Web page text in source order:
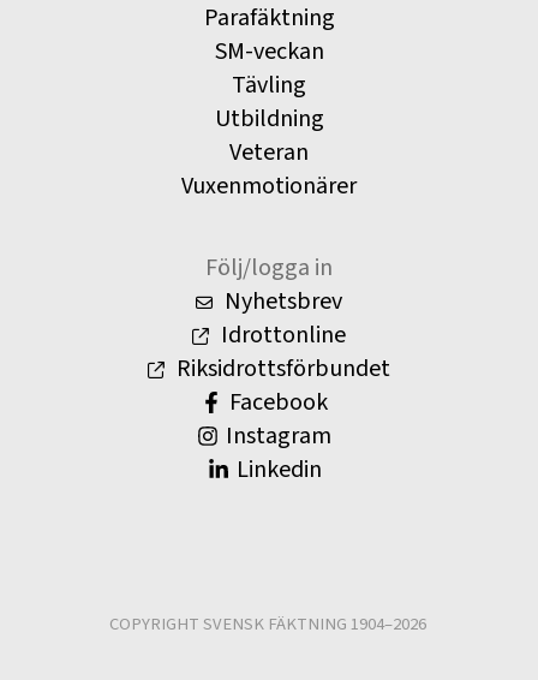
Parafäktning
SM-veckan
Tävling
Utbildning
Veteran
Vuxenmotionärer
Följ/logga in
Nyhetsbrev
Idrottonline
Riksidrottsförbundet
Facebook
Instagram
Linkedin
COPYRIGHT SVENSK FÄKTNING 1904–2026